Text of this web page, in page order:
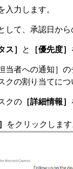
入力します。
して、承認日か
ス］ と ［優先度］
当者への通知］
クの割り当てに
クの ［詳細情報］
をクリックします